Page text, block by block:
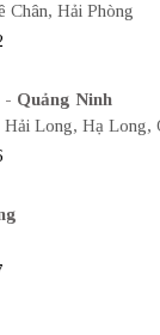
Chân, Hải Phòng
Quảng Ninh
Long, Hạ Long,